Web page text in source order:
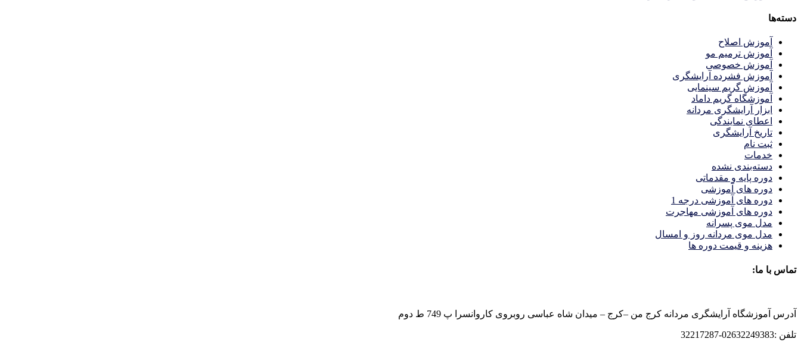
دسته‌ها
آموزش اصلاح
آموزش ترمیم مو
آموزش خصوصی
آموزش فشرده آرایشگری
آموزش گریم سینمایی
آموزشگاه گریم داماد
ابزار آرایشگری مردانه
اعطای نمایندگی
تاریخ آرایشگری
ثبت نام
خدمات
دسته‌بندی نشده
دوره پایه و مقدماتی
دوره های آموزشی
دوره های آموزشی درجه 1
دوره های آموزشی مهاجرت
مدل موی پسرانه
مدل موی مردانه روز و امسال
هزینه و قیمت دوره ها
تماس با ما:
آدرس آموزشگاه آرایشگری مردانه کرج من –کرج – میدان شاه عباسی روبروی کاروانسرا پ 749 ط دوم
تلفن :02632249383-32217287